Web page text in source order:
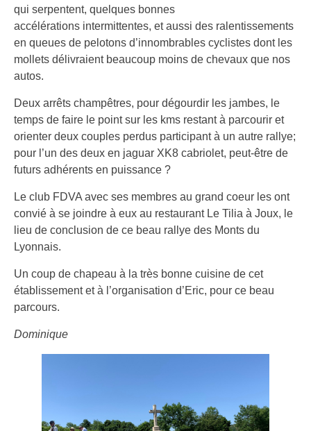
qui serpentent, quelques bonnes
accélérations intermittentes, et aussi des ralentissements
en queues de pelotons d’innombrables cyclistes dont les
mollets délivraient beaucoup moins de chevaux que nos
autos.
Deux arrêts champêtres, pour dégourdir les jambes, le
temps de faire le point sur les kms restant à parcourir et
orienter deux couples perdus participant à un autre rallye;
pour l’un des deux en jaguar XK8 cabriolet, peut-être de
futurs adhérents en puissance ?
Le club FDVA avec ses membres au grand coeur les ont
convié à se joindre à eux au restaurant Le Tilia à Joux, le
lieu de conclusion de ce beau rallye des Monts du
Lyonnais.
Un coup de chapeau à la très bonne cuisine de cet
établissement et à l’organisation d’Eric, pour ce beau
parcours.
Dominique